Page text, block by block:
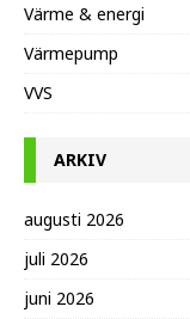
Värme & energi
Värmepump
VVS
ARKIV
augusti 2026
juli 2026
juni 2026